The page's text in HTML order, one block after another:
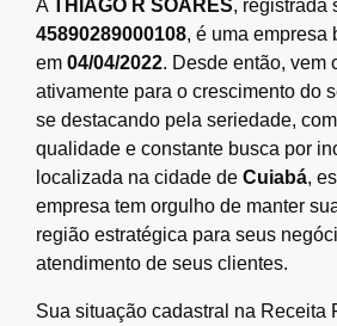
ATHIAGO R SOARES, registrada
45890289000108, é uma empresa
em 04/04/2022. Desde então, vem
ativamente para o crescimento do
se destacando pela seriedade,
qualidade e constante busca por
localizada na cidade de Cuiabá,
empresa tem orgulho de manter
região estratégica para seus
atendimento de seus clientes.
Sua situação cadastral na Receita